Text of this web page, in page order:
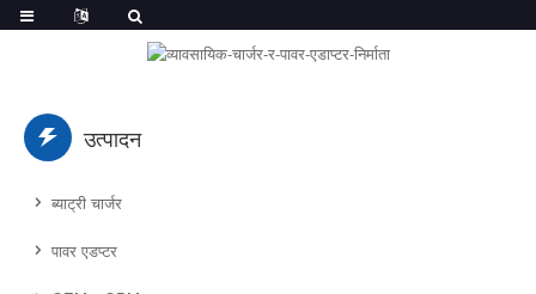
उत्पादन
ब्याट्री चार्जर
पावर एडप्टर